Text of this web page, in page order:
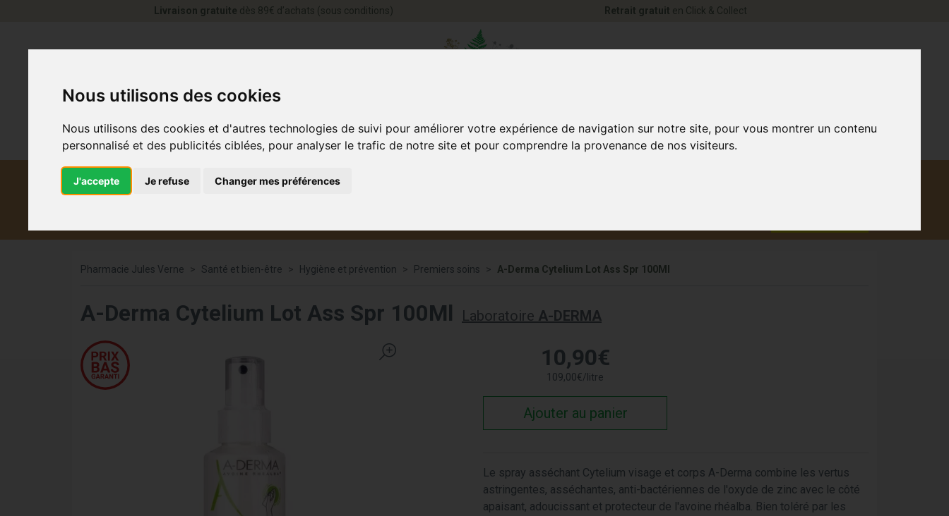
Nous utilisons des cookies
Nous utilisons des cookies et d'autres technologies de suivi pour améliorer votre expérience de navigation sur notre site, pour vous montrer un contenu
personnalisé et des publicités ciblées, pour analyser le trafic de notre site et pour comprendre la provenance de nos visiteurs.
J'accepte Je refuse Changer mes préférences
Livraison gratuite dès 89€ d’achats (sous conditions) Retrait gratuit en Click & Collect
Pharmacie Jules Verne Santé et bien-être Hygiène et prévention Premiers soins A-Derma Cytelium Lot Ass Spr 100Ml
A-Derma Cytelium Lot Ass Spr 100Ml Laboratoire A-DERMA
10,90€
109,00€/ litre
Ajouter au panier
Le spray asséchant Cytelium visage et corps A-Derma combine les vertus
astringentes, asséchantes, anti-bactériennes de l'oxyde de zinc avec le côté
apaisant, adoucissant et protecteur de l'avoine rhéalba. Bien toléré par les